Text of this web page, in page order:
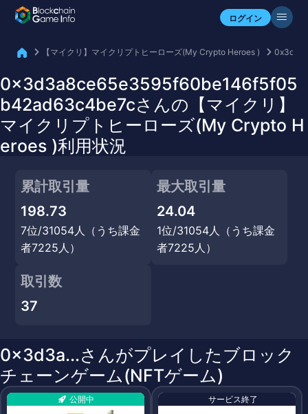
ログイン
自分のアセットを確認
【マイクリ】マイクリプトヒーローズ(My Crypto Heroes )
0x3d3a8ce65e3595f60be146f5f05
b42ad63c4be7cさんの【マイクリ】
マイクリプトヒーローズ(My Crypto H
eroes )利用状況
累計取引量
198.73
7位/31054人（うち課金
者7225人）
最大取引量
24.04
1位/31054人（うち課金
者7225人）
取引数
37
0x3d3a...さんがプレイしたブロック
チェーンゲーム(NFTゲーム)
公開中 サービス終了